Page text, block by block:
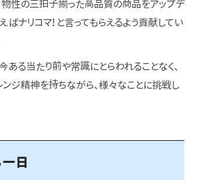
物性の三拍子揃った高品質の商品をアップデ
ばナリコマ！と言ってもらえるよう貢献してい
ある当たり前や常識にとらわれることなく、
ジ精神を持ちながら、様々なことに挑戦し
日